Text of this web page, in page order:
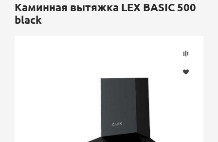
Каминная вытяжка LEX BASIC 500
black